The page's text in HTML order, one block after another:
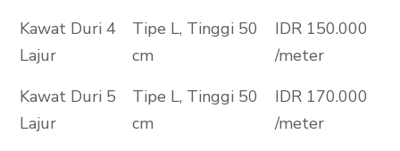
Kawat Duri 4
Lajur
Tipe L, Tinggi 50
cm
IDR 150.000
/meter
Kawat Duri 5
Lajur
Tipe L, Tinggi 50
cm
IDR 170.000
/meter